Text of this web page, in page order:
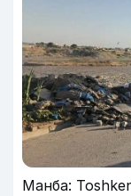
Манба: